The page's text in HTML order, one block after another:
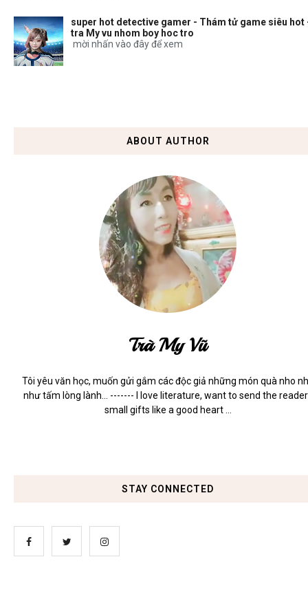
super hot detective gamer - Thám tử game siêu hot
tra My vu nhom boy hoc tro
mời nhấn vào đây để xem
ABOUT AUTHOR
Trà My Vũ
Tôi yêu văn học, muốn gửi gắm các độc giả những món quà nho
như tấm lòng lành... ------- I love literature, want to send the
small gifts like a good heart ...
STAY CONNECTED